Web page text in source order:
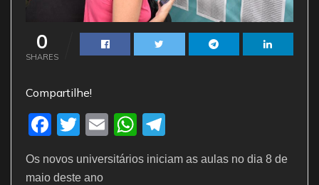
0
SHARES
Compartilhe!
F
c
T
w
itt
E
m
ai
W
h
at
el
e
Os novos universitários iniciam as aulas no dia 8 de
maio deste ano